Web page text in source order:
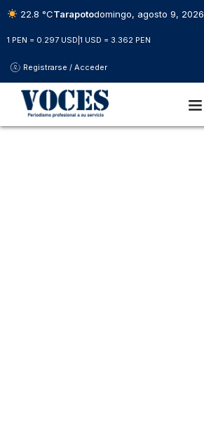
22.8 °CTarapotodomingo, agosto 9, 2026
1 PEN = 0.297 USD 1 USD = 3.362 PEN
Registrarse / Acceder